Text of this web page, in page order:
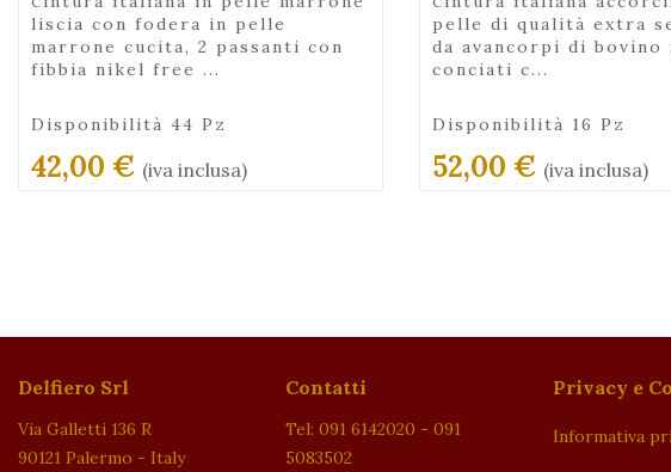
liscia con fodera in pelle
marrone cucita, 2 passanti con
fibbia nikel free ...
Disponibilità 44 Pz
42,00 € (iva inclusa)
pelle di qualità extra
da avancorpi di bovino
conciati c...
Disponibilità 16 Pz
52,00 € (iva inclusa)
Delfiero Srl
Via Galletti 136 R
90121 Palermo - Italy
Contatti
Tel: 091 6142020 - 091
5083502
Privacy e
Informativa